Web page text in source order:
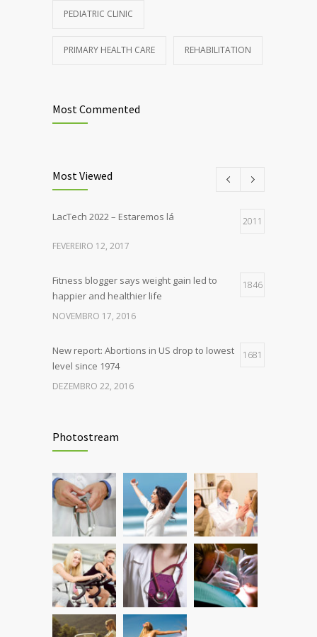
PEDIATRIC CLINIC
PRIMARY HEALTH CARE REHABILITATION
Most Commented
Most Viewed
LacTech 2022 – Estaremos lá 2011
FEVEREIRO 12, 2017
Fitness blogger says weight gain led to
happier and healthier life
1846
NOVEMBRO 17, 2016
New report: Abortions in US drop to lowest
level since 1974
1681
DEZEMBRO 22, 2016
patients and doctors
Can breakfast help keep us thin? Nutrition
science is tricky
1297
JANEIRO 5, 2017
Photostream